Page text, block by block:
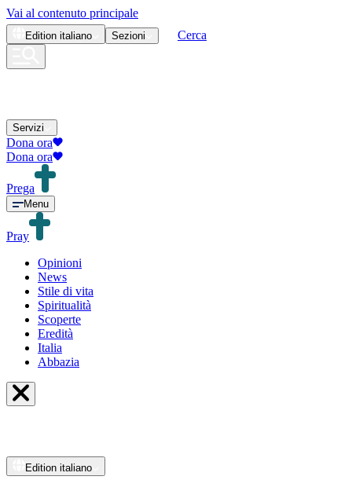
Vai al contenuto principale
Edition italiano Sezioni Cerca
Servizi
Dona ora
Dona ora
Prega
Menu
Pray
Opinioni
News
Stile di vita
Spiritualità
Scoperte
Eredità
Italia
Abbazia
Edition italiano